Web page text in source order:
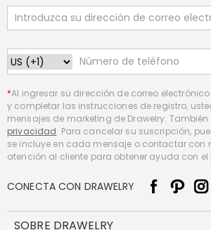
*Al ingresar su dirección de correo
y completar las instrucciones de registro,
mensajes de marketing de Drawelry.
privacidad. Para cancelar su suscripción,
se incluye en cada mensaje o contactar con
atención al cliente para obtener ayuda con el
CONECTA CON DRAWELRY
SOBRE DRAWELRY